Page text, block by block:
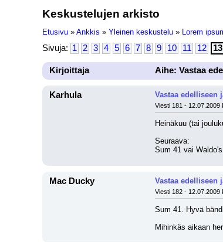
Keskustelujen arkisto
Etusivu » Ankkis » Yleinen keskustelu » Lorem
Sivuja: 1 2 3 4 5 6 7 8 9 10 11 12 13
Kirjoittaja Aihe: Vastaa
Karhula Vastaa edelliseen
Viesti 181 - 12.07.2009
Heinäkuu (tai
Seuraava:
Sum 41 vai
Mac Ducky Vastaa edelliseen
Viesti 182 - 12.07.2009
Sum 41. Hyvä
Mihinkäs aikaan